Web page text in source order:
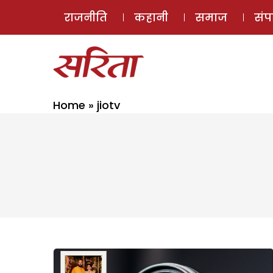
राजनीति कहानी समाज
Home » jiotv